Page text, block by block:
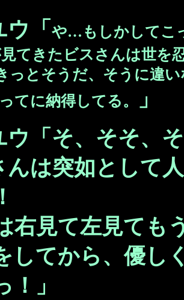
ウ「 や…もしかしてこ
てきたビスさんは世
っとそうだ、そうに違
てに納得してる。
」
ウ「そ、そそ、
んは突如として
右見て左見ても
してから、優し
」